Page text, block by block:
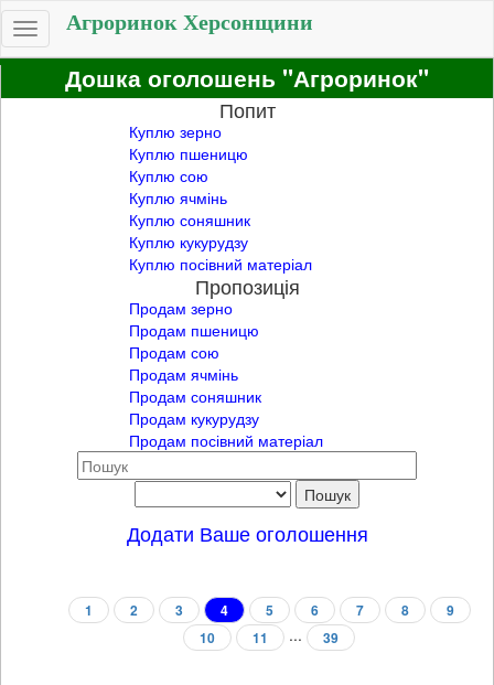
Toggle
navigation
Агроринок Херсонщини
Дошка оголошень "Агроринок"
Попит
Куплю зерно
Куплю пшеницю
Куплю сою
Куплю ячмінь
Куплю соняшник
Куплю кукурудзу
Куплю посівний матеріал
Пропозиція
Продам зерно
Продам пшеницю
Продам сою
Продам ячмінь
Продам соняшник
Продам кукурудзу
Продам посівний матеріал
Додати Ваше оголошення
1 2 3 4 5 6 7 8
9
10
11 ... 39